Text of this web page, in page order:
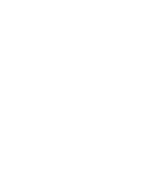
y acepta que
y datos.
nos proporcione,
que es el
de dicho número
que, si alguno de
haya proporcionado se
nos informará de